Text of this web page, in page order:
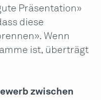
Präsentation»
diese
Wenn
ist, überträgt
zwischen